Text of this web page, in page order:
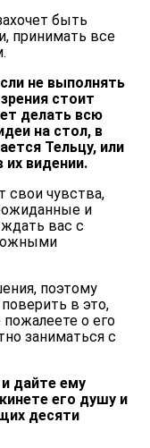
быть
принимать все
не выполнять
стоит
делать всю
на стол, в
Тельцу, или
их видении.
свои чувства,
и
вас с
поэтому
в это,
о его
заниматься с
дайте ему
его душу и
десяти